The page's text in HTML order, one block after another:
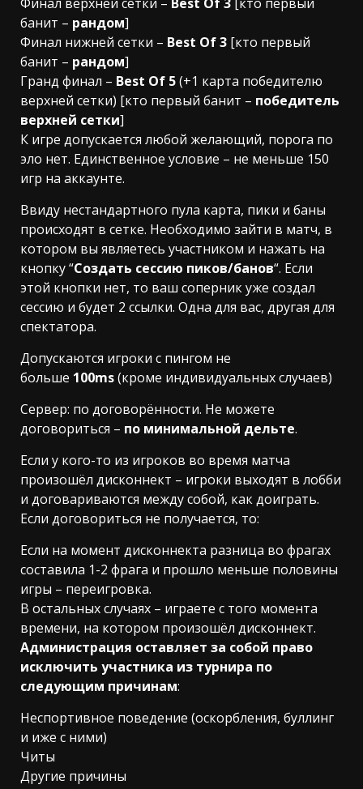
банит – рандом]
Финал нижней сетки – Best Of 3 [кто первый
банит – рандом]
Гранд финал – Best Of 5(+1 карта победителю
верхней сетки) [кто первый банит – победитель
верхней сетки]
К игре допускается любой желающий, порога по
эло нет. Единственное условие – не меньше 150
игр на аккаунте.
Ввиду нестандартного пула карта, пики и баны
происходят в сетке. Необходимо зайти в матч, в
котором вы являетесь участником и нажать на
кнопку “Создать сессию пиков/банов“. Если
этой кнопки нет, то ваш соперник уже создал
сессию и будет 2 ссылки. Одна для вас, другая для
спектатора.
Допускаются игроки с пингом не
больше 100ms(кроме индивидуальных случаев)
Сервер: по договорённости. Не можете
договориться – по минимальной дельте.
Если у кого-то из игроков во время матча
произошёл дисконнект – игроки выходят в лобби
и договариваются между собой, как доиграть.
Если договориться не получается, то:
Если на момент дисконнекта разница во фрагах
составила 1-2 фрага и прошло меньше половины
игры – переигровка.
В остальных случаях – играете с того момента
времени, на котором произошёл дисконнект.
Администрация оставляет за собой право
исключить участника из турнира по
следующим причинам:
Неспортивное поведение (оскорбления, буллинг
и иже с ними)
Читы
Другие причины